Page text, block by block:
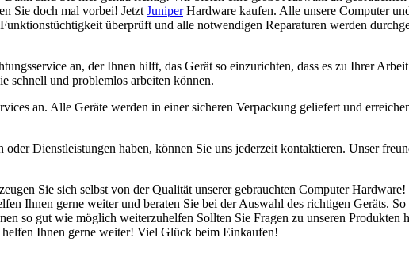
Sie doch mal vorbei! Jetzt JuniperHardware kaufen. Alle unsere Computer
überprüft und alle notwendigen Reparaturen werden
an, der Ihnen hilft, das Gerät so einzurichten, dass es zu Ihrer
schnell und problemlos arbeiten können.
an. Alle Geräte werden in einer sicheren Verpackung geliefert und
oder Dienstleistungen haben, können Sie uns jederzeit kontaktieren. Unser
Sie sich selbst von der Qualität unserer gebrauchten Computer
Ihnen gerne weiter und beraten Sie bei der Auswahl des richtigen Geräts.
so gut wie möglich weiterzuhelfen Sollten Sie Fragen zu unseren
Ihnen gerne weiter! Viel Glück beim Einkaufen!